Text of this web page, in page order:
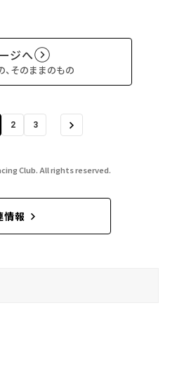
ジへ
、そのままのもの
2 3
Club. All rights reserved.
情報